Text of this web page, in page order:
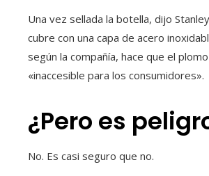
Una vez sellada la botella, dijo
cubre con una capa de acero
según la compañía, hace que el
«inaccesible para los consumidores».
¿Pero es
No. Es casi seguro que no.